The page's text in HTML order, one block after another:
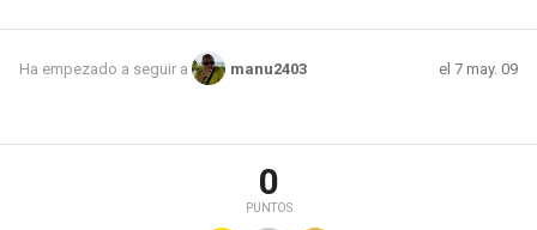
Ha empezado a seguir a manu2403 el 7 may. 09
0
PUNTOS